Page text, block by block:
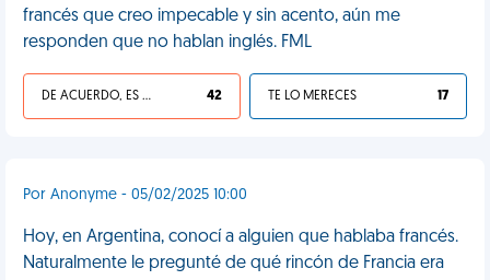
francés que creo impecable y sin acento, aún me
responden que no hablan inglés. FML
DE ACUERDO, ES UNA VIDA HP 42 TE LO MERECES 17
Por Anonyme - 05/02/2025 10:00
Hoy, en Argentina, conocí a alguien que hablaba francés.
Naturalmente le pregunté de qué rincón de Francia era